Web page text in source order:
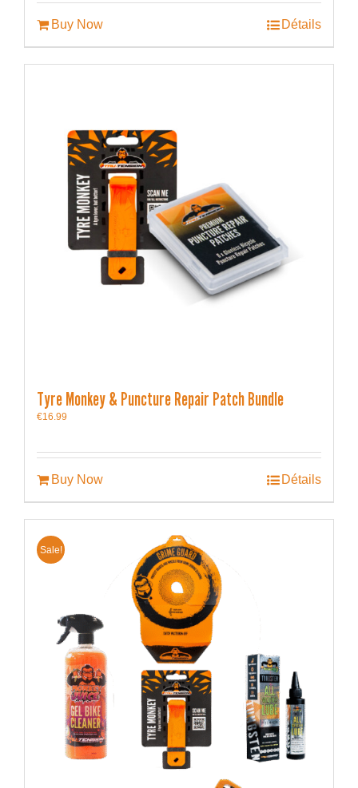
€78.99.
Buy Now Détails
Tyre Monkey & Puncture Repair Patch Bundle
€16.99
Buy Now Détails
Sale!